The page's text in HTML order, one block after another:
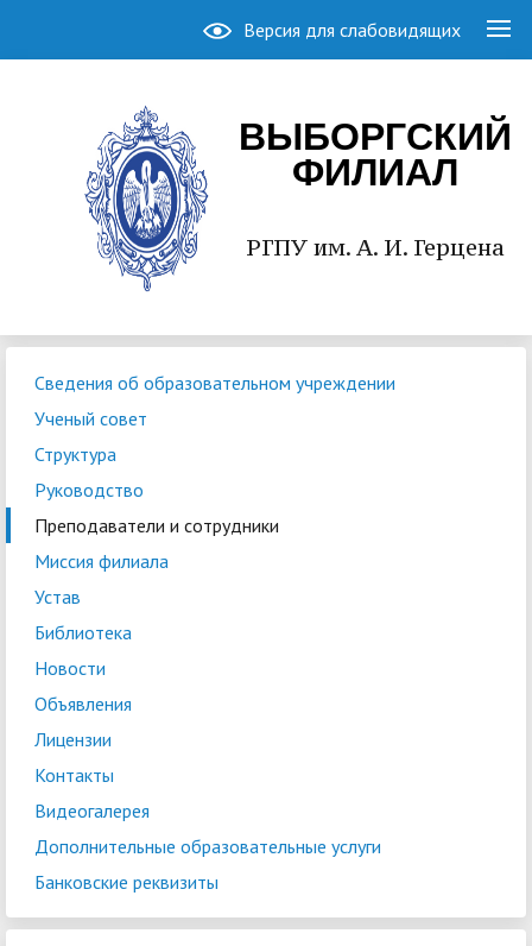
Версия для слабовидящих
ВЫБОРГСКИЙ
ФИЛИАЛ
РГПУ им. А. И. Герцена
Сведения об образовательном учреждении
Ученый совет
Структура
Руководство
Преподаватели и сотрудники
Миссия филиала
Устав
Библиотека
Новости
Объявления
Лицензии
Контакты
Видеогалерея
Дополнительные образовательные услуги
Банковские реквизиты